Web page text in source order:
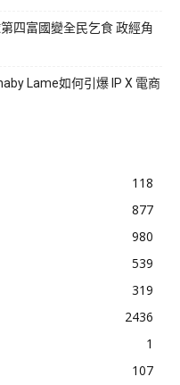
四富國變全民乞食 政經角
Lame如何引爆 IP X 電商
118
877
980
539
319
2436
1
107